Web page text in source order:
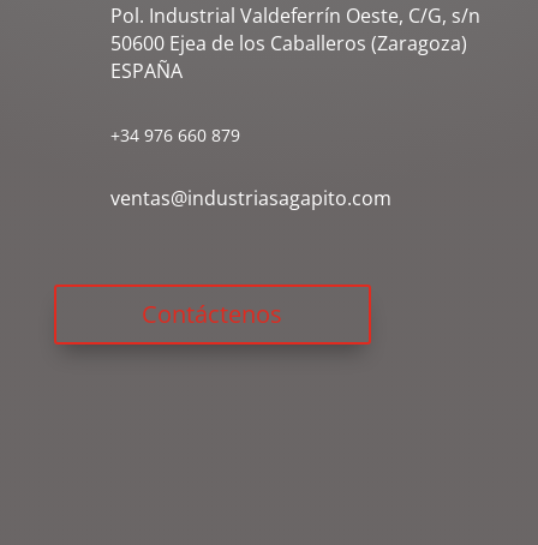
Pol. Industrial Valdeferrín Oeste, C/G, s/n
50600 Ejea de los Caballeros (Zaragoza)
ESPAÑA
+34 976 660 879
ventas@industriasagapito.com
Contáctenos